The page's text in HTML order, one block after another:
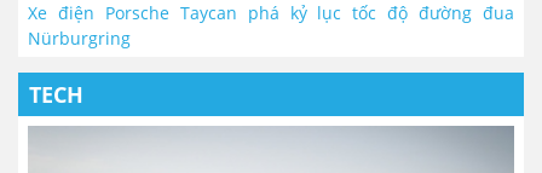
Xe điện Porsche Taycan phá kỷ lục tốc độ đường đua
Nürburgring
TECH